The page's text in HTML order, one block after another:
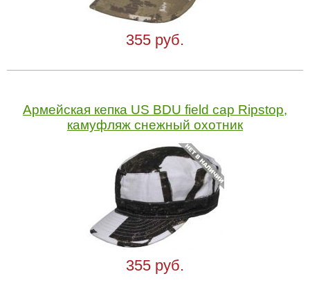
355 руб.
Армейская кепка US BDU field cap Ripstop,
камуфляж снежный охотник
355 руб.